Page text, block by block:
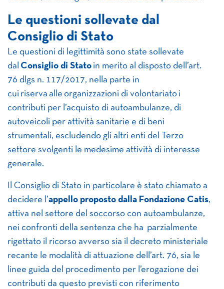
Le questioni sollevate dal
Consiglio di Stato
Le questioni di legittimità sono state sollevate
dal Consiglio di Stato in merito al disposto dell’art.
76 dlgs n. 117/2017, nella parte in
cui riserva alle organizzazioni di volontariato i
contributi per l’acquisto di autoambulanze, di
autoveicoli per attività sanitarie e di beni
strumentali, escludendo gli altri enti del Terzo
settore svolgenti le medesime attività di interesse
generale.
Il Consiglio di Stato in particolare è stato chiamato a
decidere l’appello proposto dalla Fondazione Catis,
attiva nel settore del soccorso con autoambulanze,
nei confronti della sentenza che ha parzialmente
rigettato il ricorso avverso sia il decreto ministeriale
recante le modalità di attuazione dell’art. 76, sia le
linee guida del procedimento per l’erogazione dei
contributi da questo previsti con riferimento